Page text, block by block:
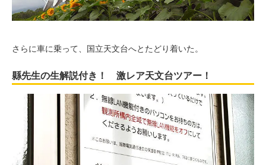
さらに車に乗って、国立天文台へとたどり着いた。
縣先生の生解説付き！ 激レア天文台ツアー！